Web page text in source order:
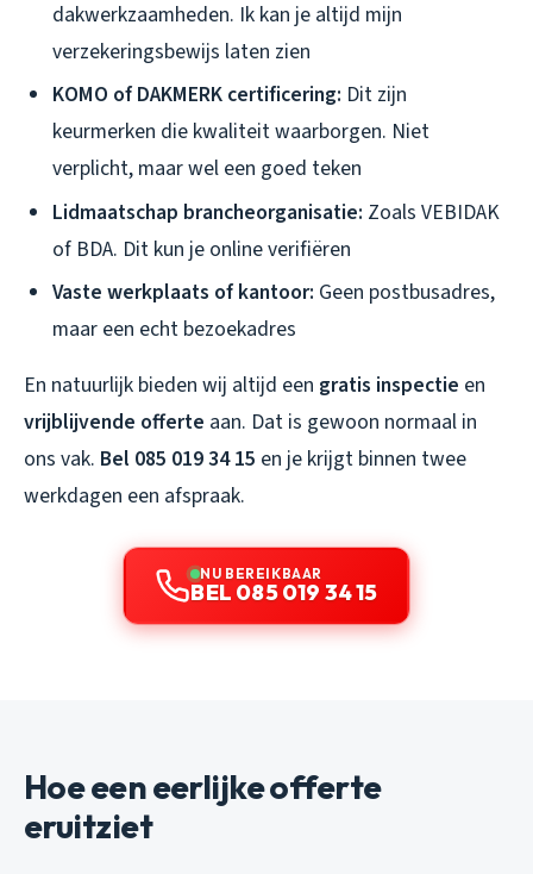
dakwerkzaamheden. Ik kan je altijd mijn
verzekeringsbewijs laten zien
KOMO of DAKMERK certificering: Dit zijn
keurmerken die kwaliteit waarborgen. Niet
verplicht, maar wel een goed teken
Lidmaatschap brancheorganisatie: Zoals VEBIDAK
of BDA. Dit kun je online verifiëren
Vaste werkplaats of kantoor: Geen postbusadres,
maar een echt bezoekadres
En natuurlijk bieden wij altijd een gratis inspectie en
vrijblijvende offerte aan. Dat is gewoon normaal in
ons vak. Bel 085 019 34 15 en je krijgt binnen twee
werkdagen een afspraak.
NU BEREIKBAAR
BEL 085 019 34 15
Hoe een eerlijke offerte
eruitziet